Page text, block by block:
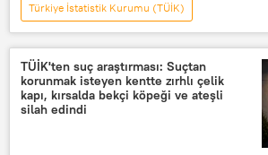
Türkiye İstatistik Kurumu (TÜİK)
OKAN ASLAN İLE GÜN ORTASI
Ağrı
Gaziantep
Türkiye
Radyo Sputnik
Radyo
RADYO
TÜİK'ten suç araştırması: Suçtan
korunmak isteyen kentte zırhlı çelik
kapı, kırsalda bekçi köpeği ve ateşli
silah edindi